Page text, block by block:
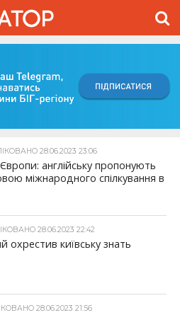
28.06.2023 23:06
англійську пропонують
міжнародного спілкування в
28.06.2023 22:42
охрестив київську знать
28.06.2023 21:56